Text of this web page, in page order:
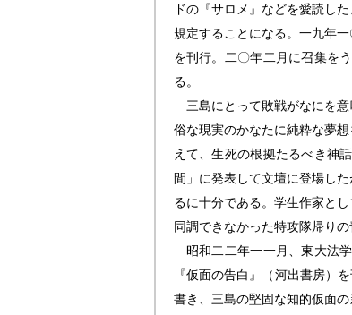
ドの『サロメ』などを愛読し
規定することになる。一九年
を刊行。二〇年二月に召集を
る。
三島にとって敗戦がなにを意
俗な現実のかなたに純粋な夢
えて、生死の根拠たるべき神
間」に発表して文壇に登場し
るに十分である。学生作家と
同調できなかった特攻隊帰り
昭和二二年一一月、東大法
『仮面の告白』（河出書房）
書き、三島の堅固な知的仮面